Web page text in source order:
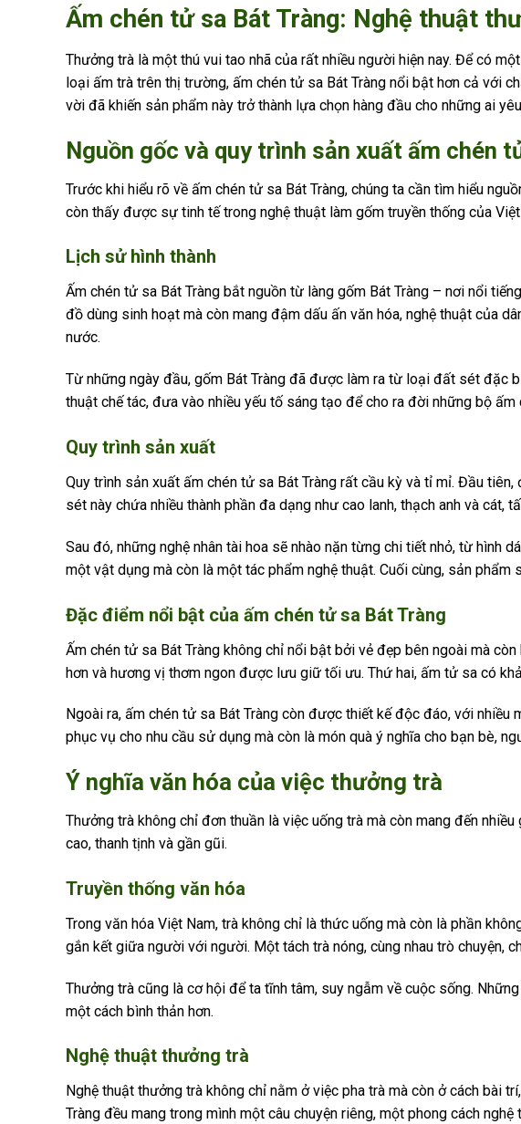
Ấm chén tử sa Bát Tràng: Nghệ thuật
Thưởng trà là một thú vui tao nhã của rất nhiều người hiện nay. Để có
loại ấm trà trên thị trường, ấm chén tử sa Bát Tràng nổi bật hơn cả với
vời đã khiến sản phẩm này trở thành lựa chọn hàng đầu cho những ai
Nguồn gốc và quy trình sản xuất ấm chén
Trước khi hiểu rõ về ấm chén tử sa Bát Tràng, chúng ta cần tìm hiểu
còn thấy được sự tinh tế trong nghệ thuật làm gốm truyền thống của Việt
Lịch sử hình thành
Ấm chén tử sa Bát Tràng bắt nguồn từ làng gốm Bát Tràng – nơi nổi
đồ dùng sinh hoạt mà còn mang đậm dấu ấn văn hóa, nghệ thuật của
nước.
Từ những ngày đầu, gốm Bát Tràng đã được làm ra từ loại đất sét đặc
thuật chế tác, đưa vào nhiều yếu tố sáng tạo để cho ra đời những bộ ấm
Quy trình sản xuất
Quy trình sản xuất ấm chén tử sa Bát Tràng rất cầu kỳ và tỉ mỉ. Đầu
sét này chứa nhiều thành phần đa dạng như cao lanh, thạch anh và
Sau đó, những nghệ nhân tài hoa sẽ nhào nặn từng chi tiết nhỏ, từ hình
một vật dụng mà còn là một tác phẩm nghệ thuật. Cuối cùng, sản
Đặc điểm nổi bật của ấm chén tử sa Bát Tràng
Ấm chén tử sa Bát Tràng không chỉ nổi bật bởi vẻ đẹp bên ngoài mà
hơn và hương vị thơm ngon được lưu giữ tối ưu. Thứ hai, ấm tử sa có
Ngoài ra, ấm chén tử sa Bát Tràng còn được thiết kế độc đáo, với
phục vụ cho nhu cầu sử dụng mà còn là món quà ý nghĩa cho bạn bè,
Ý nghĩa văn hóa của việc thưởng trà
Thưởng trà không chỉ đơn thuần là việc uống trà mà còn mang đến
cao, thanh tịnh và gần gũi.
Truyền thống văn hóa
Trong văn hóa Việt Nam, trà không chỉ là thức uống mà còn là phần
gắn kết giữa người với người. Một tách trà nóng, cùng nhau trò chuyện,
Thưởng trà cũng là cơ hội để ta tĩnh tâm, suy ngẫm về cuộc sống.
một cách bình thản hơn.
Nghệ thuật thưởng trà
Nghệ thuật thưởng trà không chỉ nằm ở việc pha trà mà còn ở cách bài
Tràng đều mang trong mình một câu chuyện riêng, một phong cách